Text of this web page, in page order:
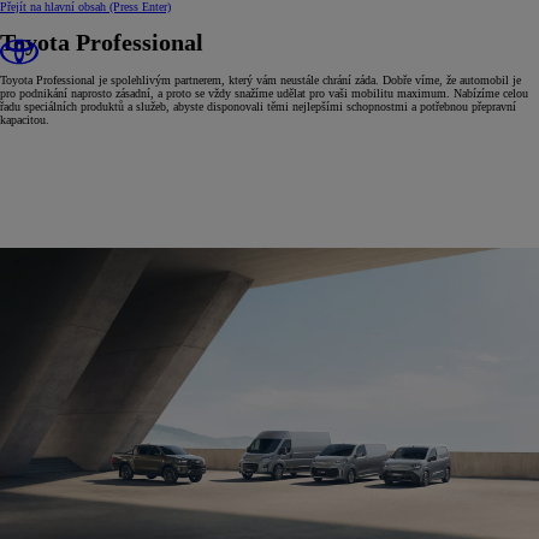
Přejít na hlavní obsah (Press Enter)
Toyota Professional
Toyota Professional je spolehlivým partnerem, který vám neustále chrání záda. Dobře víme, že automobil je
pro podnikání naprosto zásadní, a proto se vždy snažíme udělat pro vaši mobilitu maximum. Nabízíme celou
řadu speciálních produktů a služeb, abyste disponovali těmi nejlepšími schopnostmi a potřebnou přepravní
kapacitou.